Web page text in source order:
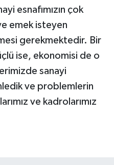
esnafımızın çok
emek isteyen
gerekmektedir. Bir
ise, ekonomisi de o
sanayi
ve problemlerin
ve kadrolarımız